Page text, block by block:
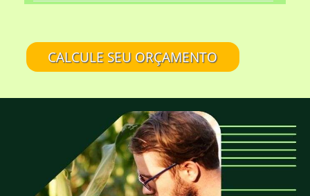
madeira de eucalipto sem tratamento?
Eucalipto Tratado em Autoclave é tudo
CALCULE SEU ORÇAMENTO